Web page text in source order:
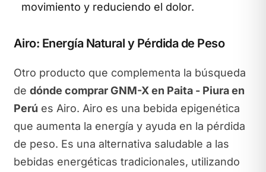
movimiento y reduciendo el dolor.
Airo: Energía Natural y Pérdida de Peso
Otro producto que complementa la búsqueda
de dónde comprar GNM-X en Paita - Piura en
Perú es Airo. Airo es una bebida epigenética
que aumenta la energía y ayuda en la pérdida
de peso. Es una alternativa saludable a las
bebidas energéticas tradicionales, utilizando